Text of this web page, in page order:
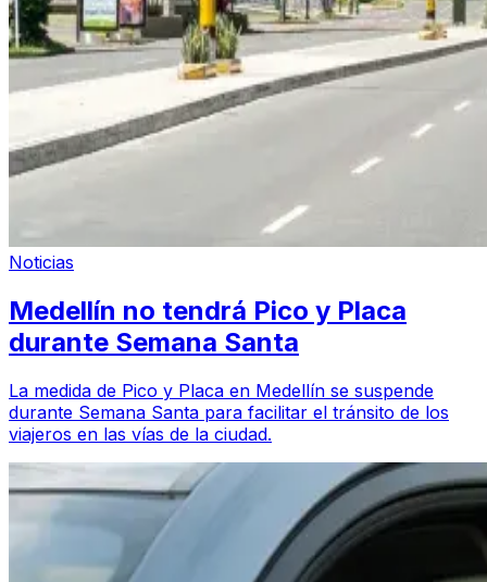
Noticias
Medellín no tendrá Pico y Placa
durante Semana Santa
La medida de Pico y Placa en Medellín se suspende
durante Semana Santa para facilitar el tránsito de los
viajeros en las vías de la ciudad.